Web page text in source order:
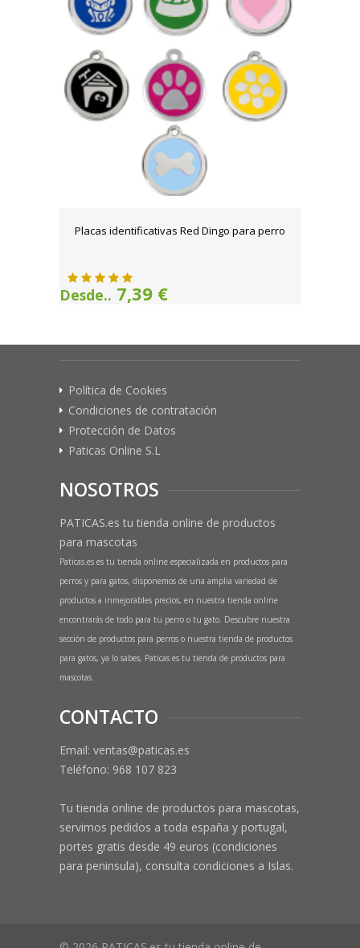
Placas identificativas Red Dingo para perro
Desde.. 7,39 €
Política de Cookies
Condiciones de contratación
Protección de Datos
Paticas Online S.L
NOSOTROS
PATICAS.es tu tienda online de productos
para mascotas
Paticas.es es tu tienda online especializada en productos para
perros y para gatos, disponemos de una amplia variedad de
productos a inmejorables precios, en nuestra tienda online
encontrarás de todo para tu perro o tu gato. Descubre nuestra
sección de productos para perros o nuestra tienda de productos
para gatos, ya lo sabes, Paticas es tu tienda de productos para
mascotas.
CONTACTO
Email: ventas@paticas.es
Teléfono: 968 107 823
Tu tienda online de productos para mascotas,
servimos pedidos a toda españa y portugal,
portes gratis desde 49 euros (condiciones
para peninsula), consulta condiciones a Islas.